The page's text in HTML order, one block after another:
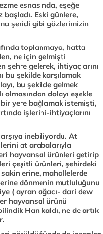
esnasında, eşeğe
başladı. Eski günlere,
şeridi gibi gözlerimizin
toplanmaya, hatta
ne için gelmişti
şehre gelerek, ihtiyaçlarını
bu şekilde karşılamak
bu şekilde gelmek
olmasından dolayı eşekle
bir yere bağlamak istemişti,
işlerini-ihtiyaçlarını
inebiliyordu. At
at arabalarıyla
hayvansal ürünleri getirip
çeşitli ürünleri, şehirdeki
mahallelerde
dönmenin mutluluğunu
( ayran ağacı- dari dew
hayvansal ürünü
Han kaldı, ne de artık